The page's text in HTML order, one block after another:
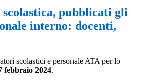
pubblicati gli
interno: docenti,
scolastici e personale ATA per lo
febbraio 2024.